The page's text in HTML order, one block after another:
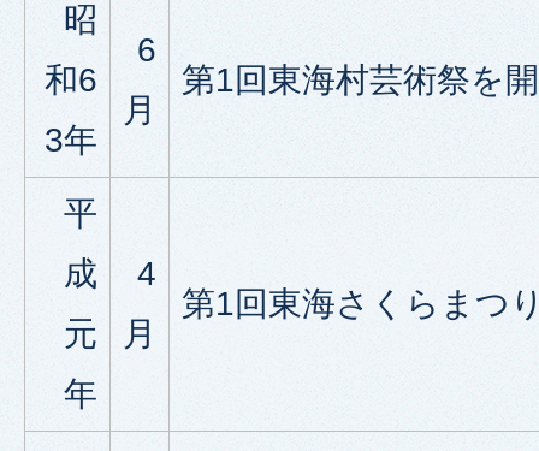
昭
和6
3年
6
月
第1回東海村芸術祭を
平
成
元
年
4
月
第1回東海さくらまつ